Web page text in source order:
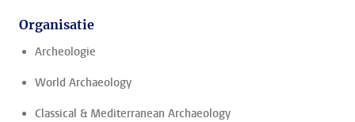
Organisatie
Archeologie
World Archaeology
Classical & Mediterranean Archaeology